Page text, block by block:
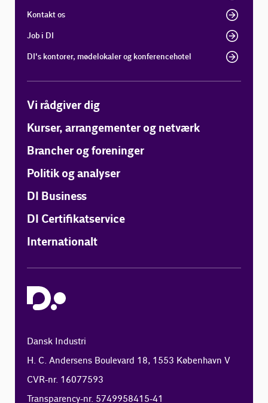
Kontakt os
Job i DI
DI's kontorer, mødelokaler og konferencehotel
Vi rådgiver dig
Kurser, arrangementer og netværk
Brancher og foreninger
Politik og analyser
DI Business
DI Certifikatservice
Internationalt
Dansk Industri
H. C. Andersens Boulevard 18, 1553 København V
CVR-nr. 16077593
Transparency-nr. 5749958415-41